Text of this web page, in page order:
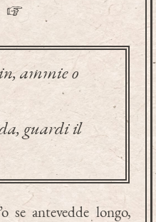
☞
ammie o
guardi il
se antevedde longo,